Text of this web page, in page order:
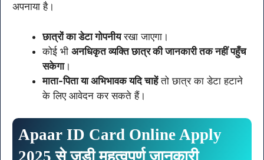
अपनाया है।
छात्रों का डेटा गोपनीयरखा जाएगा।
कोई भी अनधिकृत व्यक्ति छात्र की जानकारी तक नहीं पहुँच
सकेगा।
माता-पिता या अभिभावक यदि चाहेंतो छात्र का डेटा हटाने
के लिए आवेदन कर सकते हैं।
Apaar ID Card Online Apply